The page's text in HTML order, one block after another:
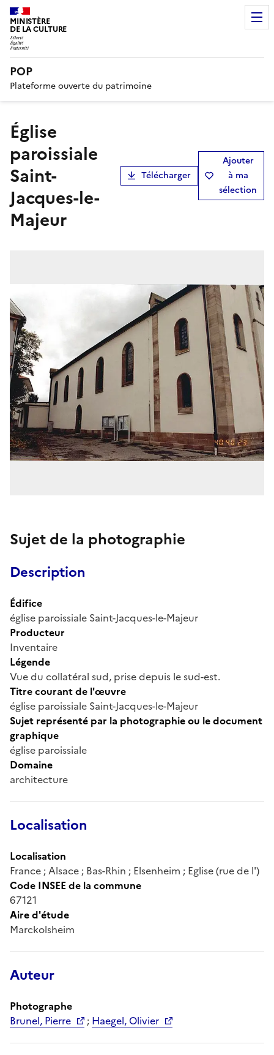
MINISTÈRE
DE LA CULTURE
POP
Plateforme ouverte du patrimoine
église
paroissiale
Saint-
Jacques-le-
Majeur
Télécharger
Ajouter
à ma
sélection
Sujet de la photographie
Description
Édifice
église paroissiale Saint-Jacques-le-Majeur
Producteur
Inventaire
Légende
Vue du collatéral sud, prise depuis le sud-est.
Titre courant de l'œuvre
église paroissiale Saint-Jacques-le-Majeur
Sujet représenté par la photographie ou le document
graphique
église paroissiale
Domaine
architecture
Localisation
Localisation
France ; Alsace ; Bas-Rhin ; Elsenheim ; Eglise (rue de l')
Code INSEE de la commune
67121
Aire d'étude
Marckolsheim
Auteur
Photographe
Brunel, Pierre
; Haegel, Olivier